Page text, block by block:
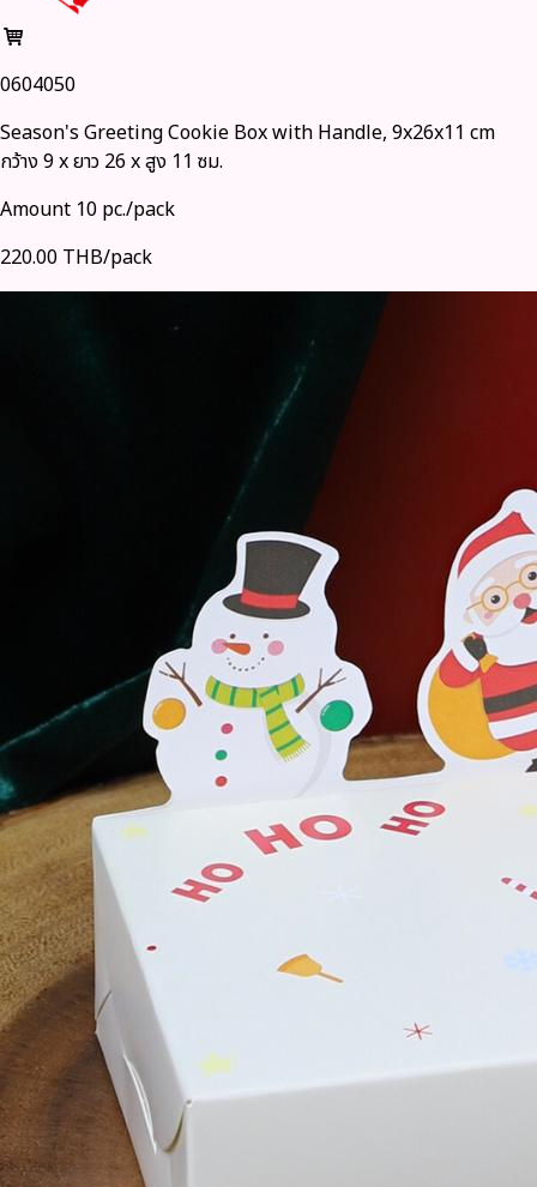
0604050
Season's Greeting Cookie Box with Handle, 9x26x11 cm
กว้าง 9 x ยาว 26 x สูง 11 ซม.
Amount 10 pc./pack
220.00 THB/pack